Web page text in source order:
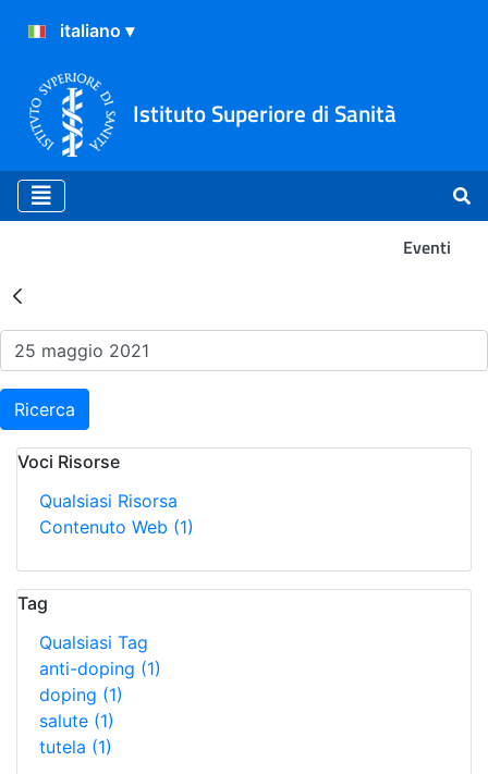
Istituto Superiore di Sanità
Eventi
Risultati della Ricerca -
Ricerca
Voci Risorse
Qualsiasi Risorsa
Contenuto Web (1)
Tag
Qualsiasi Tag
anti-doping (1)
doping (1)
salute (1)
tutela (1)